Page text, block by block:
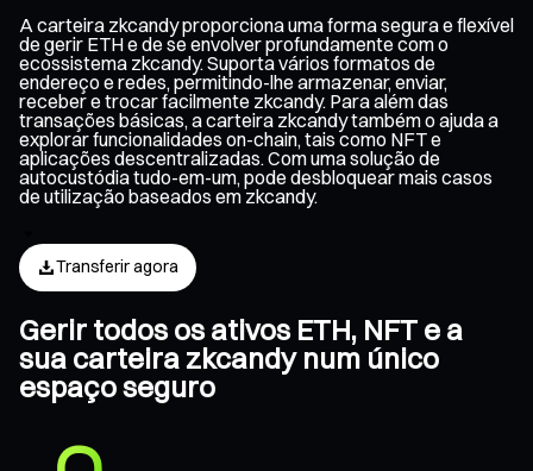
A carteira zkcandy proporciona uma forma segura e flexível
de gerir ETH e de se envolver profundamente com o
ecossistema zkcandy. Suporta vários formatos de
endereço e redes, permitindo-lhe armazenar, enviar,
receber e trocar facilmente zkcandy. Para além das
transações básicas, a carteira zkcandy também o ajuda a
explorar funcionalidades on-chain, tais como NFT e
aplicações descentralizadas. Com uma solução de
autocustódia tudo-em-um, pode desbloquear mais casos
de utilização baseados em zkcandy.
Transferir agora
Gerir todos os ativos ETH, NFT e a
sua carteira zkcandy num único
espaço seguro